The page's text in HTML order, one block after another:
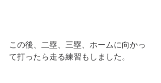
この後、二塁、三塁、ホームに向かっ
て打ったら走る練習もしました。